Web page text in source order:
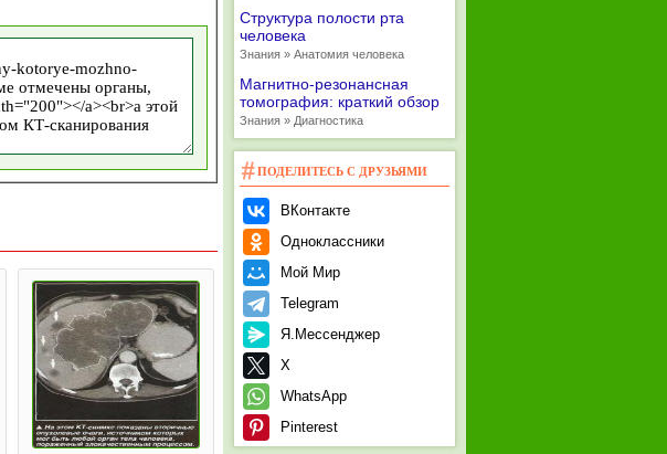
Структура полости рта
человека
Знания » Анатомия человека
Магнитно-резонансная
томография: краткий обзор
Знания » Диагностика
ПОДЕЛИТЕСЬ С ДРУЗЬЯМИ
ВКонтакте
Одноклассники
Мой Мир
Telegram
Я.Мессенджер
X
WhatsApp
Pinterest